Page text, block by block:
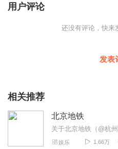
用户评论
还没有评论，快来
发表
相关推荐
北京地铁
关于北京地铁（@杭州
娱乐 1.66万